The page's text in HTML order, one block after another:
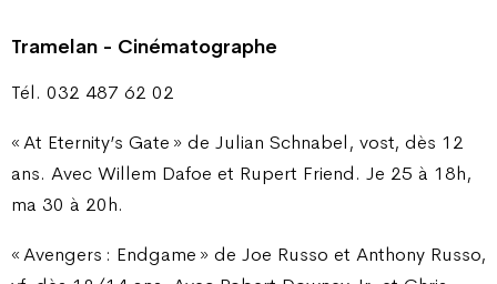
Tramelan - Cinématographe
Tél. 032 487 62 02
« At Eternity’s Gate » de Julian Schnabel, vost, dès 12
ans. Avec Willem Dafoe et Rupert Friend. Je 25 à 18h,
ma 30 à 20h.
« Avengers : Endgame » de Joe Russo et Anthony Russo,